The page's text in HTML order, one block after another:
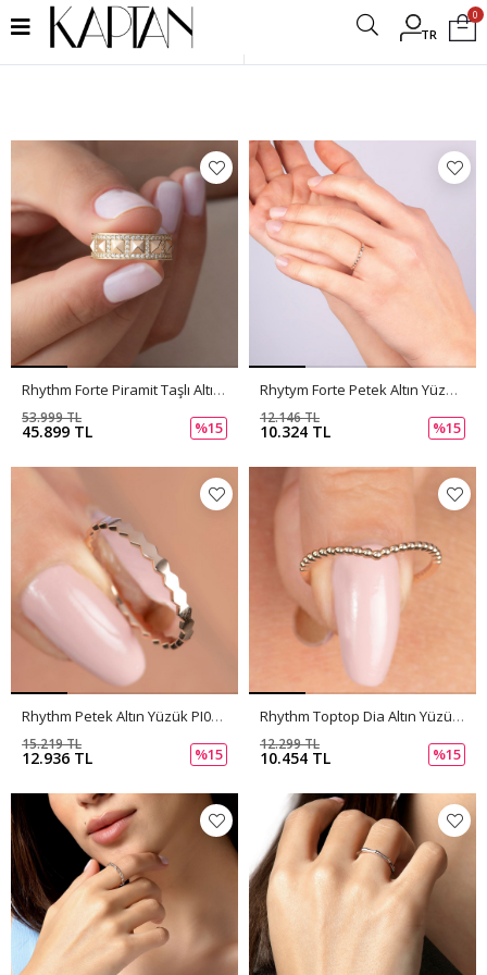
TR
0
Filtrele
Rhythm Forte Piramit Taşlı Altın Yüzük PI0259
45.899 TL
53.999 TL
%15
Rhytym Forte Petek Altın Yüzük PI0258
10.324 TL
12.146 TL
%15
Rhythm Petek Altın Yüzük PI0257
12.936 TL
15.219 TL
%15
Rhythm Toptop Dia Altın Yüzük PI0256
10.454 TL
12.299 TL
%15